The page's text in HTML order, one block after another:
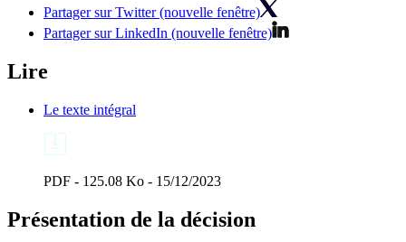
Partager sur Twitter (nouvelle fenêtre)
Partager sur LinkedIn (nouvelle fenêtre)
Lire
Le texte intégral
PDF - 125.08 Ko - 15/12/2023
Présentation de la décision